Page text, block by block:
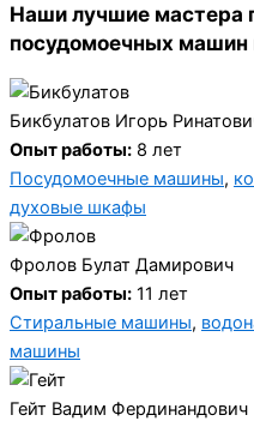
Наши лучшие мастера
посудомоечных машин
Бикбулатов Игорь
Опыт работы: 8 лет
Посудомоечные машины,
духовые шкафы
Фролов Булат Дамирович
Опыт работы: 11 лет
Стиральные машины,
машины
Гейт Вадим Фердинандович